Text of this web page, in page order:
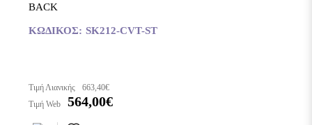
BACK
ΚΩΔΙΚΌΣ: SK212-CVT-ST
Τιμή Λιανικής
663,40€
Τιμή Web
564,00€